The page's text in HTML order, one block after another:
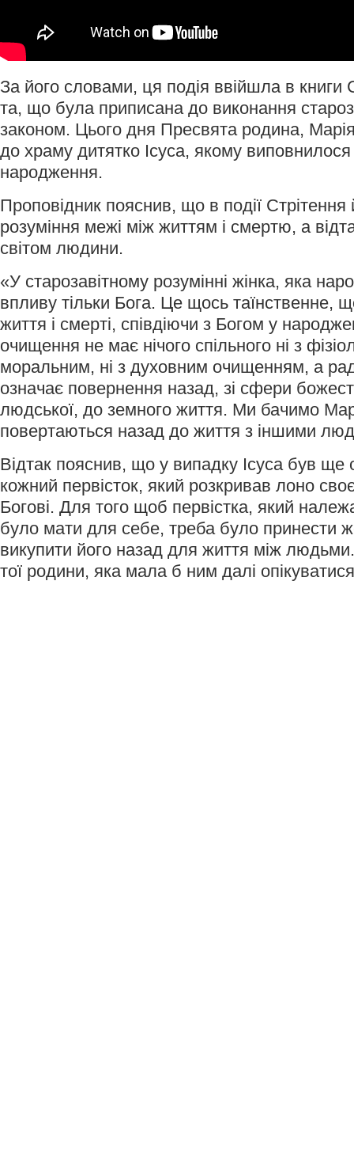
За його словами, ця подія ввійшла в книги
та, що була приписана до виконання
законом. Цього дня Пресвята родина,
до храму дитятко Ісуса, якому виповнилося
народження.
Проповідник пояснив, що в події
розуміння межі між життям і смертю, а
світом людини.
«У старозавітному розумінні жінка, яка
впливу тільки Бога. Це щось таїнственне,
життя і смерті, співдіючи з Богом у
очищення не має нічого спільного ні з
моральним, ні з духовним очищенням, а
означає повернення назад, зі сфери
людської, до земного життя. Ми бачимо
повертаються назад до життя з іншими
Відтак пояснив, що у випадку Ісуса був ще
кожний первісток, який розкривав лоно
Богові. Для того щоб первістка, який
було мати для себе, треба було принести
викупити його назад для життя між
тої родини, яка мала б ним далі